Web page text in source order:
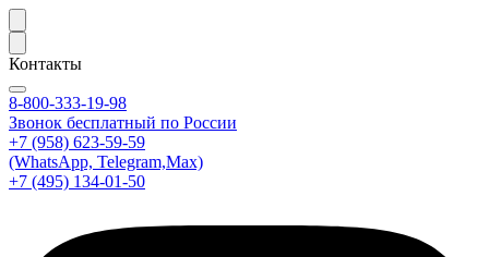
Контакты
8-800-333-19-98
Звонок бесплатный по России
+7 (958) 623-59-59
(WhatsApp, Telegram,Max)
+7 (495) 134-01-50